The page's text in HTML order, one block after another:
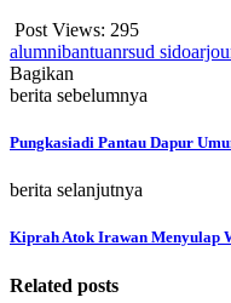
Post Views: 295
alumnibantuanrsud sidoarjo
Bagikan
berita sebelumnya
Pungkasiadi Pantau Dapur
berita selanjutnya
Kiprah Atok Irawan Menyulap
Related posts